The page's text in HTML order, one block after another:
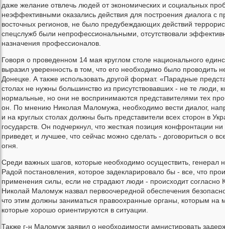
даже желание отвлечь людей от экономических и социальных
неэффективными оказались действия для построения диалога с
восточных регионов, не было предубеждающих действий
спецслужб были непрофессиональными, отсутствовали
назначения профессионалов.
Говоря о проведенном 14 мая круглом столе национального
выразил уверенность в том, что его необходимо было проводить
Донецке. А также использовать другой формат. «Парадные
столах не нужны большинство из присутствовавших - не те люди,
нормальные, но они не воспринимаются представителями тех
он. По мнению Николая Маломужа, необходимо вести диалог,
и на круглых столах должны быть представители всех сторон в
государств. Он подчеркнул, что жесткая позиция конфронтации
приведет, и лучшее, что сейчас можно сделать - договориться о
огня.
Среди важных шагов, которые необходимо осуществить, генерал
Радой постановления, которое задекларировало бы - все, что
применения силы, если не страдают люди - происходит согласно
Николай Маломуж назвал первоочередной обеспечения
что этим должны заниматься правоохранные органы, которым на
которые хорошо ориентируются в ситуации.
Также г-н Маломуж заявил о необходимости амнистировать